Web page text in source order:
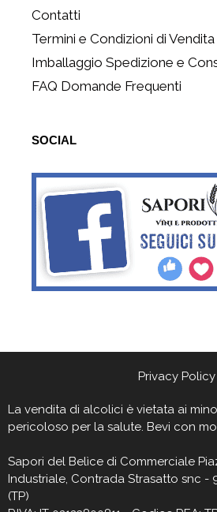
Contatti
Termini e Condizioni di Vendita
Imballaggio Spedizione e
FAQ Domande Frequenti
SOCIAL
Privacy Policy
La vendita di alcolici è vietata ai
pericoloso per la salute. Bevi con
Sapori del Belìce di Commerciale
Industriale, Contrada Strasatto snc -
(TP)